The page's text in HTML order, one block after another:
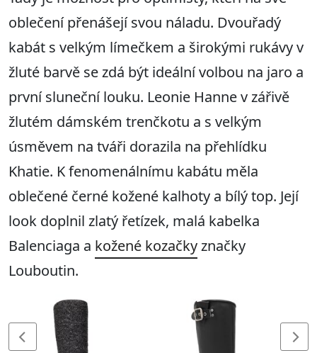
oblečení přenášejí svou náladu. Dvouřadý
kabát s velkým límečkem a širokými rukávy v
žluté barvě se zdá být ideální volbou na jaro a
první sluneční louku. Leonie Hanne v zářivě
žlutém dámském trenčkotu a s velkým
úsměvem na tváři dorazila na přehlídku
Khatie. K fenomenálnímu kabátu měla
oblečené černé kožené kalhoty a bílý top. Její
look doplnil zlatý řetízek, malá kabelka
Balenciaga a kožené kozačkyznačky
Louboutin.